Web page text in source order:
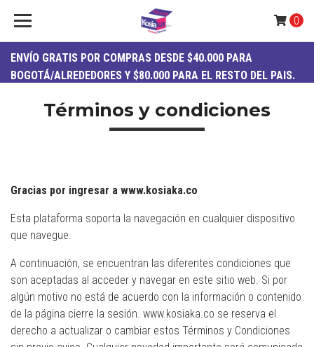
ENVÍO GRATIS POR COMPRAS DESDE $40.000 PARA
BOGOTÁ/ALREDEDORES Y $80.000 PARA EL RESTO DEL PAIS.
0
Términos y condiciones
Gracias por ingresar a www.kosiaka.co
Esta plataforma soporta la navegación en cualquier dispositivo
que navegue.
A continuación, se encuentran las diferentes condiciones que
son aceptadas al acceder y navegar en este sitio web. Si por
algún motivo no está de acuerdo con la información o contenido
de la página cierre la sesión. www.kosiaka.co se reserva el
derecho a actualizar o cambiar estos Términos y Condiciones